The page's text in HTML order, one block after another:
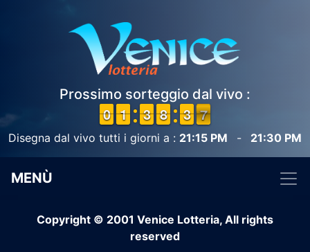
Prossimo sorteggio dal vivo :
9
9
0
0 1
1
1
1 2
2
3
3 7
7
8
8 4
3
3 7
6
Disegna dal vivo tutti i giorni a : 21:15 PM - 21:30 PM
MENÙ
Copyright © 2001 Venice Lotteria, All rights
reserved